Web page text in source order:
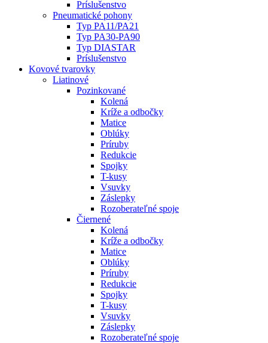
Príslušenstvo
Pneumatické pohony
Typ PA11/PA21
Typ PA30-PA90
Typ DIASTAR
Príslušenstvo
Kovové tvarovky
Liatinové
Pozinkované
Kolená
Kríže a odbočky
Matice
Oblúky
Príruby
Redukcie
Spojky
T-kusy
Vsuvky
Záslepky
Rozoberateľné spoje
Čiernené
Kolená
Kríže a odbočky
Matice
Oblúky
Príruby
Redukcie
Spojky
T-kusy
Vsuvky
Záslepky
Rozoberateľné spoje